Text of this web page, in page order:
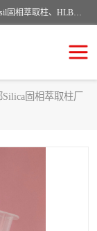
河北艺心逸意科技有限公司主营：C18固相萃取柱、Florisil固相萃取柱、HLB固相萃取柱、MCX固相萃取柱、QuEChERS、固相萃取空柱、针式过滤器 、固相萃取柱、黄曲霉毒素亲和柱。全国咨询热线：18630105913。河北艺心逸意科技有限公司接受来样定做，我们秉承着“顾客至上，锐意进取”的经营理念，坚持客户至上的原则为广大客户提供优质的服务，欢迎广大客户惠顾！免费咨询！
固相萃取柱厂
膜